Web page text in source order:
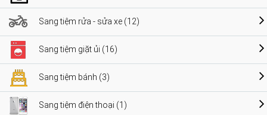
Sang tiệm rửa - sửa xe (12)
Sang tiệm giặt ủi (16)
Sang tiệm bánh (3)
Sang tiệm điện thoại (1)